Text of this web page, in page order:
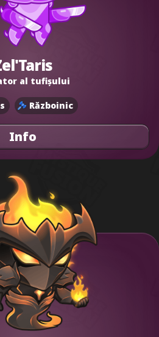
al tufișului
Războinic
Info